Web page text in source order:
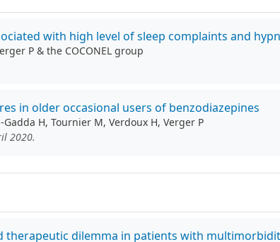
with high level of sleep complaints and
P & the COCONEL group
in older occasional users of benzodiazepines
H, Tournier M, Verdoux H, Verger P
2020.
therapeutic dilemma in patients with